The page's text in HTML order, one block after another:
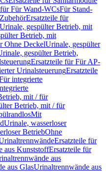
Für Wand-WCsFür Stand-
ZubehörErsatzteile für
Urinale, gespülter Betrieb, mit
Betrieb, mit
Ohne DeckelUrinale, gespülter
gespülter Betrieb,
Ersatzteile für Für AP-
UrinalsteuerungErsatzteile
integrierte
mit / für
Betrieb, mit / für
Mit
Urinale, wasserloser
BetriebOhne
Ersatzteile für
aus KunststoffErsatzteile für
aus
aus GlasUrinaltrennwände aus